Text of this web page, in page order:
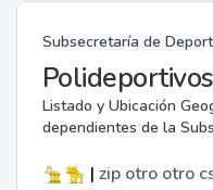
Subsecretaría de
Polideportivos
Listado y Ubicación
dependientes de la
| zip otro otro